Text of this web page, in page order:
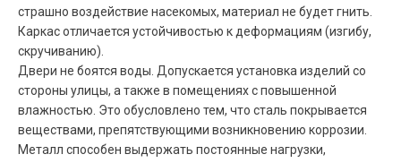
страшно воздействие насекомых, материал не будет гнить.
Каркас отличается устойчивостью к деформациям (изгибу,
скручиванию).
Двери не боятся воды. Допускается установка изделий со
стороны улицы, а также в помещениях с повышенной
влажностью. Это обусловлено тем, что сталь покрывается
веществами, препятствующими возникновению коррозии.
Металл способен выдержать постоянные нагрузки,